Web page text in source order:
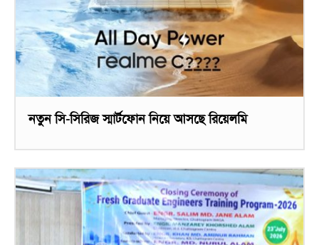
নতুন সি-সিরিজ স্মার্টফোন নিয়ে আসছে রিয়েলমি